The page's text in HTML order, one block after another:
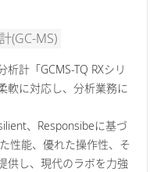
(GC-MS)
計「GCMS-TQ RXシリ
軟に対応し、分析業務に
、Responsibeに基づ
性能、優れた操作性、そ
供し、現代のラボを力強